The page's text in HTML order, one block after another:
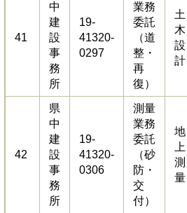
41
中
建
設
事
務
所
19-
41320-
0297
業務
委託
（道
整・
再
復）
土
木
設
計
42
県
中
建
設
事
務
所
19-
41320-
0306
測量
業務
委託
（砂
防・
交
付）
地
上
測
量